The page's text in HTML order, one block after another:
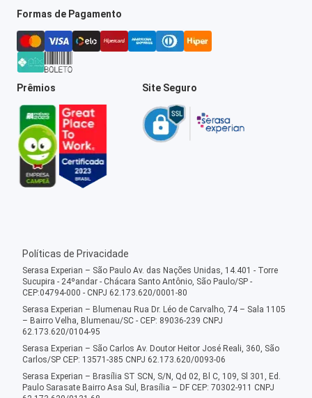
Formas de Pagamento
Prêmios Site Seguro
Políticas de Privacidade
Serasa Experian – São Paulo Av. das Nações Unidas, 14.401 - Torre
Sucupira - 24ºandar - Chácara Santo Antônio, São Paulo/SP -
CEP:04794-000 - CNPJ 62.173.620/0001-80
Serasa Experian – Blumenau Rua Dr. Léo de Carvalho, 74 – Sala 1105
– Bairro Velha, Blumenau/SC - CEP: 89036-239 CNPJ
62.173.620/0104-95
Serasa Experian – São Carlos Av. Doutor Heitor José Reali, 360, São
Carlos/SP CEP: 13571-385 CNPJ 62.173.620/0093-06
Serasa Experian – Brasília ST SCN, S/N, Qd 02, Bl C, 109, Sl 301, Ed.
Paulo Sarasate Bairro Asa Sul, Brasília – DF CEP: 70302-911 CNPJ